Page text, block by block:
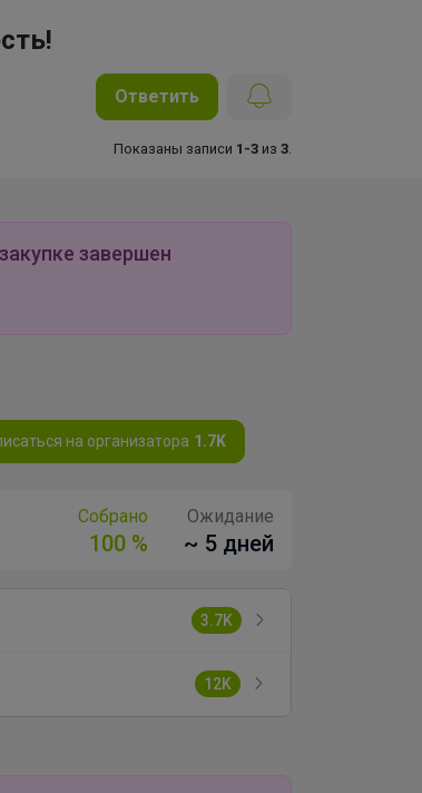
Ответить
Показаны записи 1-3 из 3
завершен
на организатора 1.7K
Собрано
100 %
Ожидание
~ 5 дней
3.7K
12K